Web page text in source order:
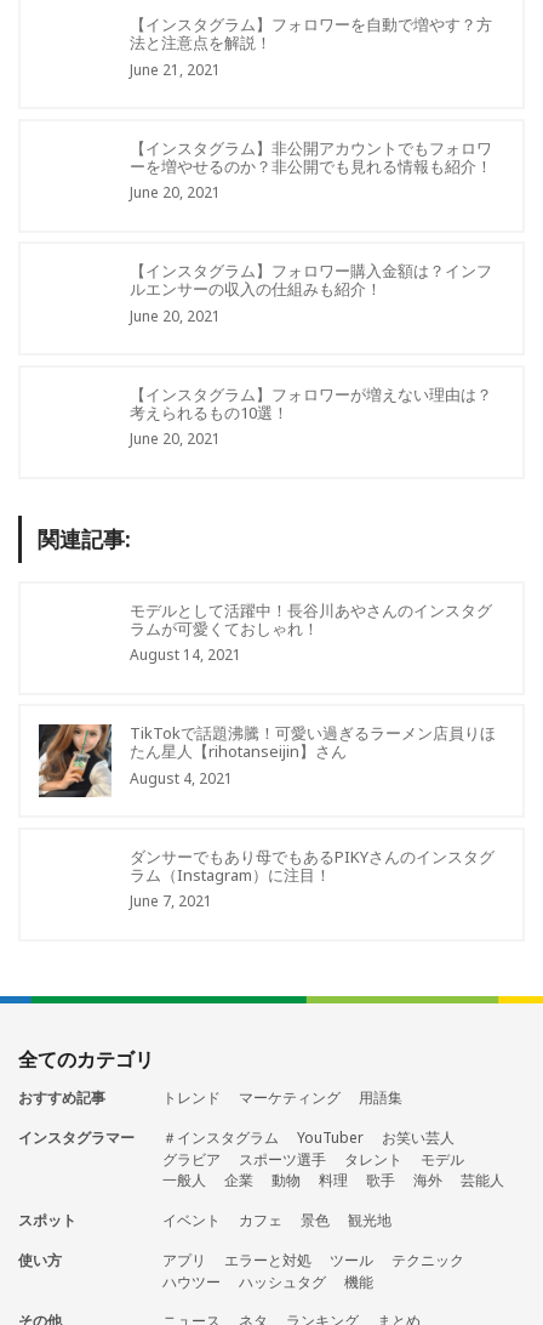
【インスタグラム】フォロワーを自動で増やす？方
法と注意点を解説！
June 21, 2021
【インスタグラム】非公開アカウントでもフォロワ
ーを増やせるのか？非公開でも見れる情報も紹介！
June 20, 2021
【インスタグラム】フォロワー購入金額は？インフ
ルエンサーの収入の仕組みも紹介！
June 20, 2021
【インスタグラム】フォロワーが増えない理由は？
考えられるもの10選！
June 20, 2021
関連記事:
モデルとして活躍中！長谷川あやさんのインスタグ
ラムが可愛くておしゃれ！
August 14, 2021
TikTokで話題沸騰！可愛い過ぎるラーメン店員りほ
たん星人【rihotanseijin】さん
August 4, 2021
ダンサーでもあり母でもあるPIKYさんのインスタグ
ラム（Instagram）に注目！
June 7, 2021
全てのカテゴリ
おすすめ記事 トレンド マーケティング
用語集
インスタグラマー
＃インスタグラム YouTuber
お笑い芸人
グラビア
スポーツ選手 タレント
モデル
一般人
企業 動物 料理 歌手 海外
芸能人
スポット
イベント カフェ 景色
観光地
使い方
アプリ エラーと対処 ツール
テクニック
ハウツー
ハッシュタグ
機能